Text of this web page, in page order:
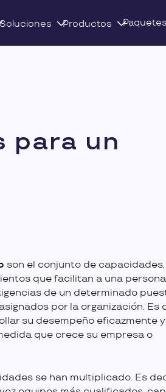
Soluciones Productos Paquetes
para un
son el conjunto de capacidades,
que facilitan a una persona
de un determinado
por la organización. Es
su desempeño eficazmente y
que crece su empresa o
se han multiplicado. Es